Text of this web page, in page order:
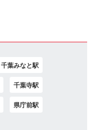
千葉みなと駅
千葉寺駅
県庁前駅